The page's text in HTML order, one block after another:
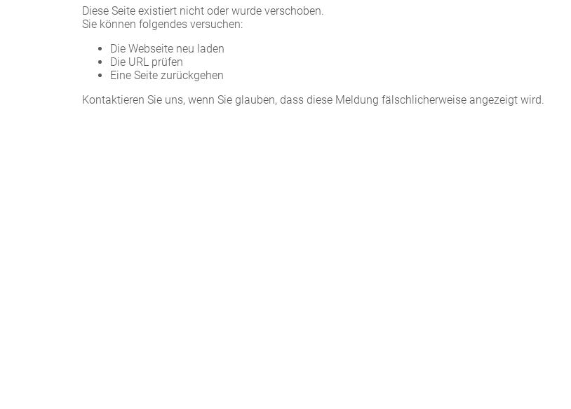
Diese Seite existiert nicht oder wurde verschoben.
Sie können folgendes versuchen:
Die Webseite neu laden
Die URL prüfen
Eine Seite zurückgehen
Kontaktieren Sie uns, wenn Sie glauben, dass diese Meldung fälschlicherweise angezeigt wird.